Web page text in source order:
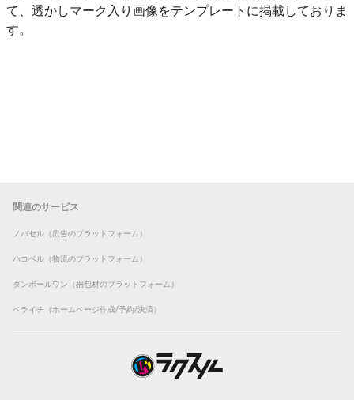
て、透かしマーク入り画像をテンプレートに掲載しておりま
す。
関連のサービス
ノバセル（広告のプラットフォーム）
ハコベル（物流のプラットフォーム）
ダンボールワン（梱包材のプラットフォーム）
ペライチ（ホームページ作成/予約/決済）